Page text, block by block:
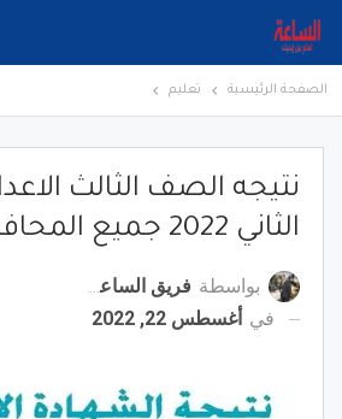
الصفحة الرئيسية تعليم
نتيجه الصف الثالث
الثاني 2022 جميع المحافظات
بواسطة فريق الساعة برس
في أغسطس 22, 2022